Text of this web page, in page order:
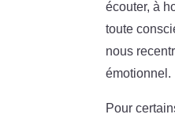
écouter, à
toute
nous
émotionnel.
Pour